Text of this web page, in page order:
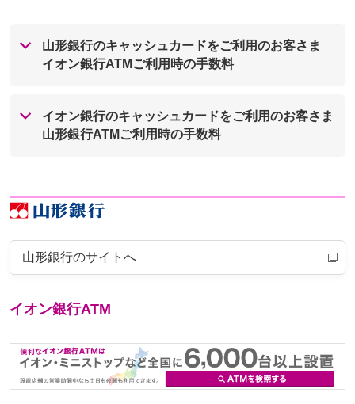
山形銀行のキャッシュカードをご利用のお客さま
イオン銀行ATMご利用時の手数料
イオン銀行のキャッシュカードをご利用のお客さま
山形銀行ATMご利用時の手数料
山形銀行のサイトへ
イオン銀行ATM